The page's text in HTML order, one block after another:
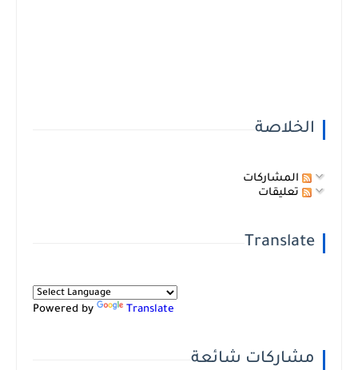
الخلاصة
المشاركات
تعليقات
Translate
Powered by Translate
مشاركات شائعة